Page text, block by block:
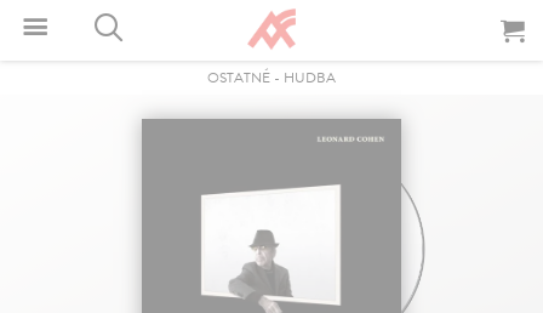
OSTATNÉ - HUDBA